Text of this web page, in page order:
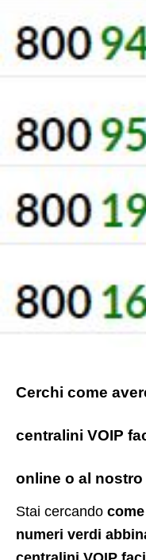
Cerchi come
centralini VOIP
online o al
Stai cercando
numeri verdi